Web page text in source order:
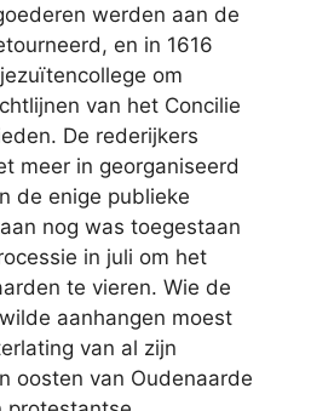
werden aan de
en in 1616
om
van het Concilie
De rederijkers
meer in georganiseerd
de enige publieke
nog was toegestaan
in juli om het
te vieren. Wie de
aanhangen moest
van al zijn
oosten van Oudenaarde